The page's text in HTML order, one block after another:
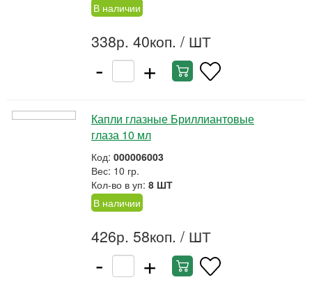
В наличии
338р. 40коп. / ШТ
- +
Капли глазные Бриллиантовые
глаза 10 мл
Код: 000006003
Вес: 10 гр.
Кол-во в уп: 8 ШТ
В наличии
426р. 58коп. / ШТ
- +